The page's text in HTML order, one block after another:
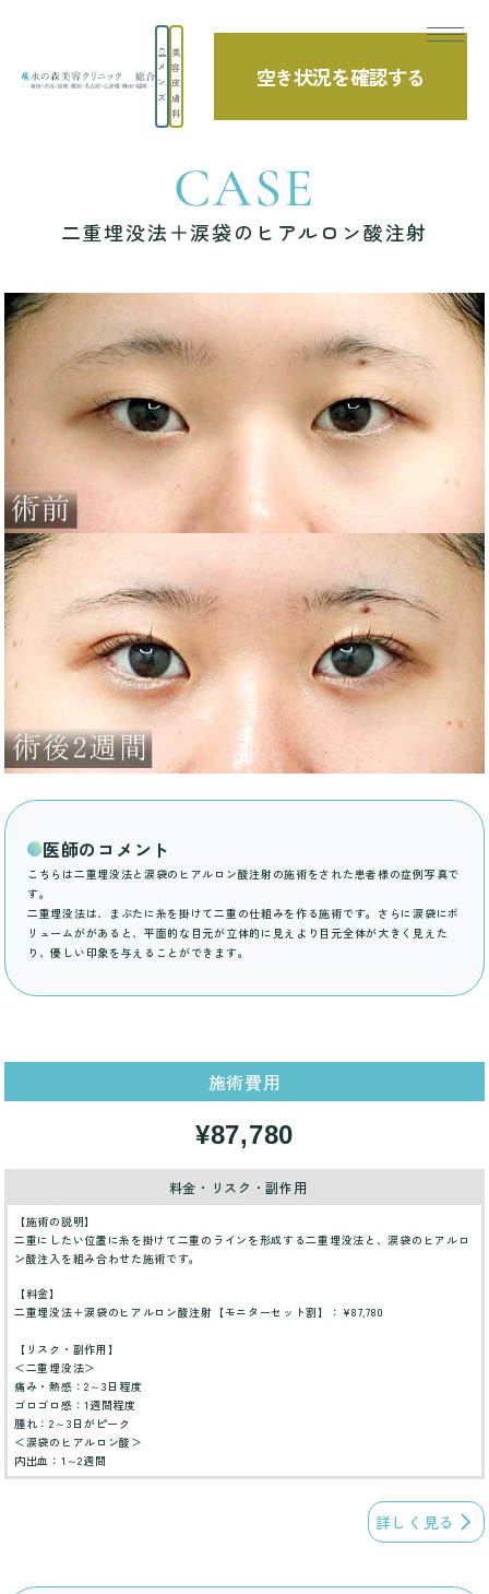
メ
ン
ズ
美
容
皮
膚
科
空き状況を確認する
TOP 症例写真 二重埋没法＋涙袋のヒアルロン酸注射
CASE
二重埋没法＋涙袋のヒアルロン酸注射
医師のコメント
こちらは二重埋没法と涙袋のヒアルロン酸注射の施術をされた患者様の症例写真で
す。
二重埋没法は、まぶたに糸を掛けて二重の仕組みを作る施術です。さらに涙袋にボ
リュームががあると、平面的な目元が立体的に見えより目元全体が大きく見えた
り、優しい印象を与えることができます。
施術費用
¥87,780
料金・リスク・副作用
【施術の説明】
二重にしたい位置に糸を掛けて二重のラインを形成する二重埋没法と、涙袋のヒアルロ
ン酸注入を組み合わせた施術です。
【料金】
二重埋没法＋涙袋のヒアルロン酸注射【モニターセット割】：¥87,780
【リスク・副作用】
＜二重埋没法＞
痛み・熱感：2～3日程度
ゴロゴロ感：1週間程度
腫れ：2～3日がピーク
＜涙袋のヒアルロン酸＞
内出血：1～2週間
詳しく見る